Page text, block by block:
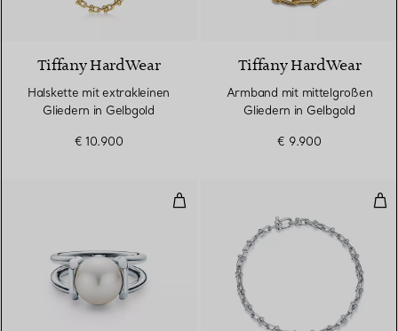
Tiffany HardWear
Halskette mit extrakleinen
Gliedern in Gelbgold
€ 10.900
Tiffany HardWear
Armband mit mittelgroßen
Gliedern in Gelbgold
€ 9.900
Ring mit Süßwasserperle in